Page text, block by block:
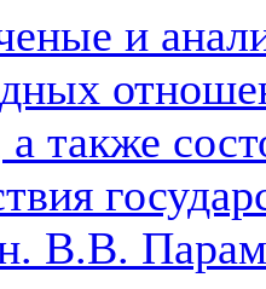
и
а также
В.В.